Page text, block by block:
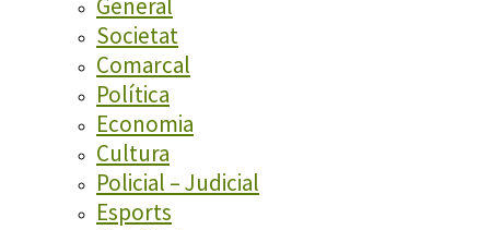
General
Societat
Comarcal
Política
Economia
Cultura
Policial – Judicial
Esports